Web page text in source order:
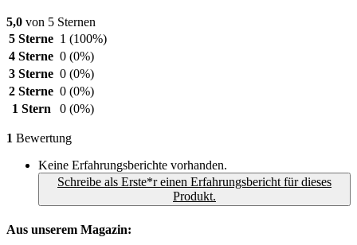
5,0 von 5 Sternen
5 Sterne 1 (100%)
4 Sterne 0 (0%)
3 Sterne 0 (0%)
2 Sterne 0 (0%)
1 Stern
0 (0%)
1 Bewertung
Keine Erfahrungsberichte vorhanden.
Schreibe als Erste*r einen Erfahrungsbericht für dieses
Produkt.
Aus unserem Magazin: